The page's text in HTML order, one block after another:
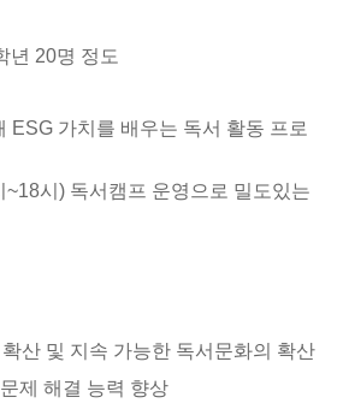
년 20명 정도
ESG 가치를 배우는 독서 활동 프로
~18시) 독서캠프 운영으로 밀도있는
산 및 지속 가능한 독서문화의 확산
제 해결 능력 향상